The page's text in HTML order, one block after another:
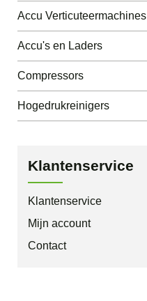
Accu Verticuteermachines
Accu's en Laders
Compressors
Hogedrukreinigers
Klantenservice
Klantenservice
Mijn account
Contact